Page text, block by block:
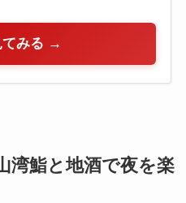
てみる →
湾鮨と地酒で夜を楽